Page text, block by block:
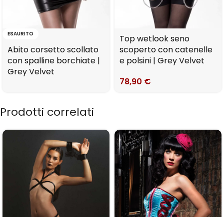
ESAURITO
Abito corsetto scollato
con spalline borchiate |
Grey Velvet
Top wetlook seno
scoperto con catenelle
e polsini | Grey Velvet
78,90 €
Prodotti correlati